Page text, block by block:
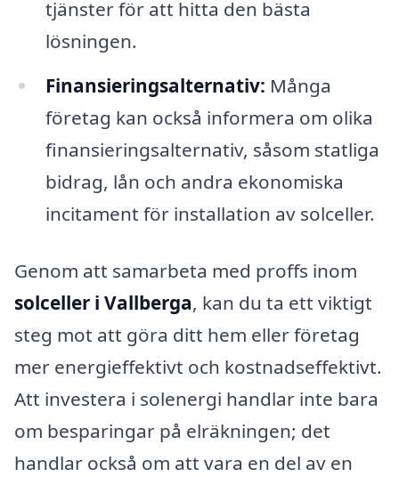
tjänster för att hitta den bästa
lösningen.
Finansieringsalternativ: Många
företag kan också informera om olika
finansieringsalternativ, såsom statliga
bidrag, lån och andra ekonomiska
incitament för installation av solceller.
Genom att samarbeta med proffs inom
solceller i Vallberga, kan du ta ett viktigt
steg mot att göra ditt hem eller företag
mer energieffektivt och kostnadseffektivt.
Att investera i solenergi handlar inte bara
om besparingar på elräkningen; det
handlar också om att vara en del av en